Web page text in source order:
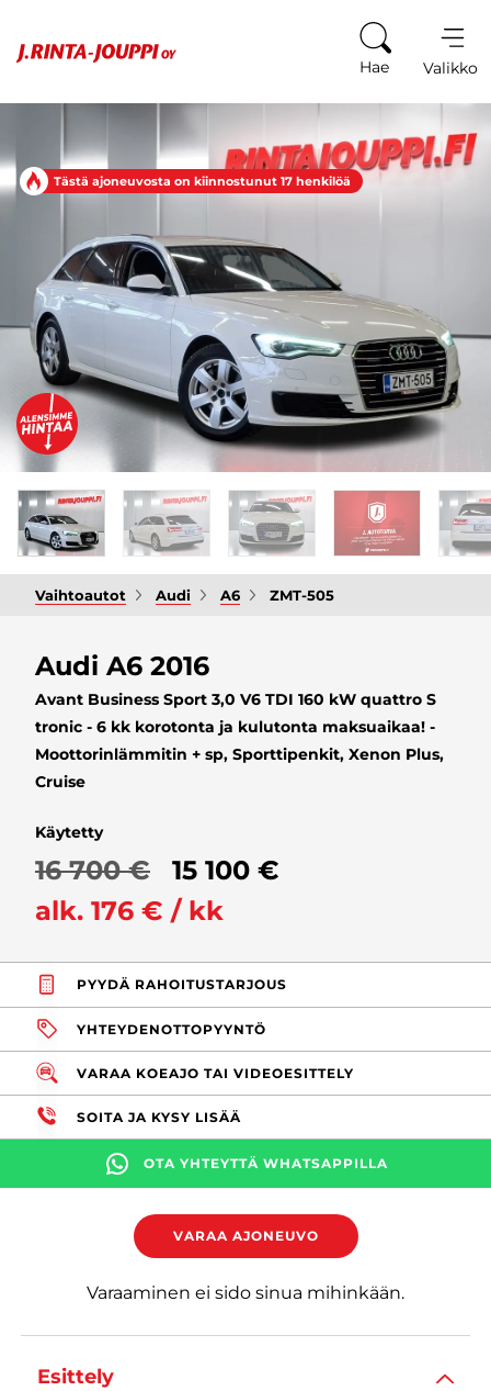
Hae Valikko
Tästä ajoneuvosta on kiinnostunut 17 henkilöä
Vaihtoautot Audi A6 ZMT-505
Audi A6 2016
Avant Business Sport 3,0 V6 TDI 160 kW quattro S
tronic - 6 kk korotonta ja kulutonta maksuaikaa! -
Moottorinlämmitin + sp, Sporttipenkit, Xenon Plus,
Cruise
Käytetty
16 700 €
15 100 €
alk. 176 € / kk
PYYDÄ RAHOITUSTARJOUS
YHTEYDENOTTOPYYNTÖ
VARAA KOEAJO TAI VIDEOESITTELY
SOITA JA KYSY LISÄÄ
OTA YHTEYTTÄ WHATSAPPILLA
VARAA AJONEUVO
Varaaminen ei sido sinua mihinkään.
Esittely